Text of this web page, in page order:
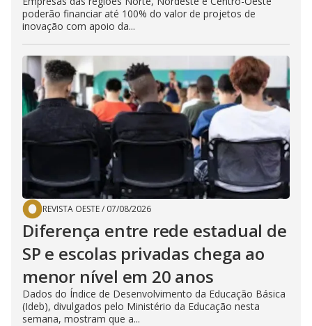
poderão financiar até 100% do valor de projetos de
inovação com apoio da...
REVISTA OESTE/ 07/08/2026
Diferença entre rede estadual de
SP e escolas privadas chega ao
menor nível em 20 anos
Dados do Índice de Desenvolvimento da Educação Básica
(Ideb), divulgados pelo Ministério da Educação nesta
semana, mostram que a...